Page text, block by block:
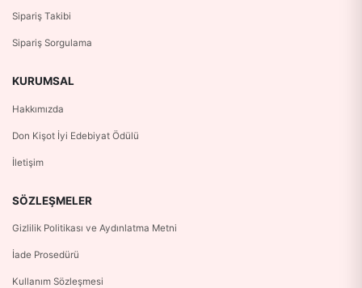
Sipariş Takibi
Sipariş Sorgulama
KURUMSAL
Hakkımızda
Don Kişot İyi Edebiyat Ödülü
İletişim
SÖZLEŞMELER
Gizlilik Politikası ve Aydınlatma Metni
İade Prosedürü
Kullanım Sözleşmesi